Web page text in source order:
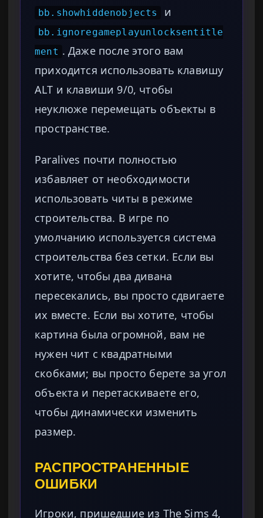
bb.showhiddenobjects и
bb.ignoregameplayunlocksentitle
ment . Даже после этого вам
приходится использовать клавишу
ALT и клавиши 9/0, чтобы
неуклюже перемещать объекты в
пространстве.
Paralives почти полностью
избавляет от необходимости
использовать читы в режиме
строительства. В игре по
умолчанию используется система
строительства без сетки. Если вы
хотите, чтобы два дивана
пересекались, вы просто сдвигаете
их вместе. Если вы хотите, чтобы
картина была огромной, вам не
нужен чит с квадратными
скобками; вы просто берете за угол
объекта и перетаскиваете его,
чтобы динамически изменить
размер.
РАСПРОСТРАНЕННЫЕ
ОШИБКИ
Игроки, пришедшие из The Sims 4,